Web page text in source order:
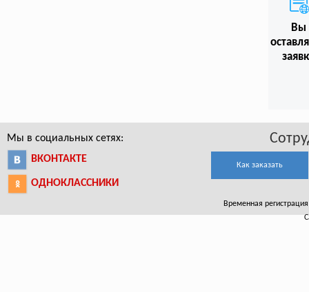
Вы
Мы в социальных сетях:
ВКОНТАКТЕ
ОДНОКЛАССНИКИ
Как заказать
Временная